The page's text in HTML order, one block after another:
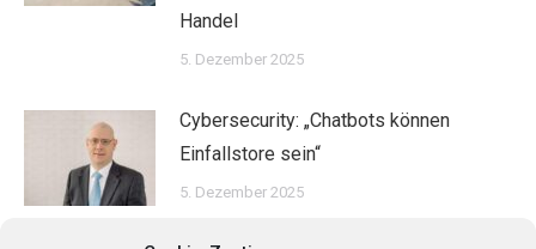
Handel
5. Dezember 2025
Cybersecurity: „Chatbots können
Einfallstore sein“
5. Dezember 2025